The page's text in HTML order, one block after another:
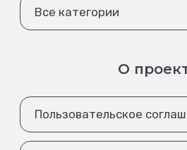
Все категории
О
Пользовательское